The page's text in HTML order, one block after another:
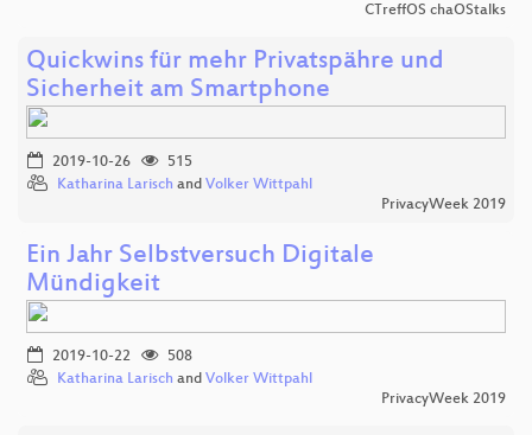
CTreffOS chaOStalks
Quickwins für mehr Privatspähre und
Sicherheit am Smartphone
2019-10-26
515
Katharina Larisch and Volker Wittpahl
PrivacyWeek 2019
Ein Jahr Selbstversuch Digitale
Mündigkeit
2019-10-22
508
Katharina Larisch and Volker Wittpahl
PrivacyWeek 2019